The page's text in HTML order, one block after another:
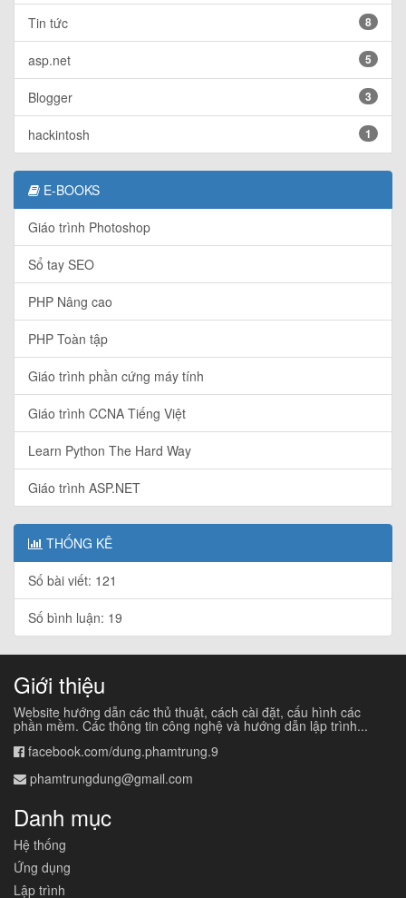
Tin tức 8
asp.net 5
Blogger 3
hackintosh 1
E-BOOKS
Giáo trình Photoshop
Sổ tay SEO
PHP Nâng cao
PHP Toàn tập
Giáo trình phần cứng máy tính
Giáo trình CCNA Tiếng Việt
Learn Python The Hard Way
Giáo trình ASP.NET
THỐNG KÊ
Số bài viết: 121
Số bình luận: 19
Giới thiệu
Website hướng dẫn các thủ thuật, cách cài đặt, cấu hình các
phần mềm. Các thông tin công nghệ và hướng dẫn lập trình...
facebook.com/dung.phamtrung.9
phamtrungdung@gmail.com
Danh mục
Hệ thống
Ứng dụng
Lập trình